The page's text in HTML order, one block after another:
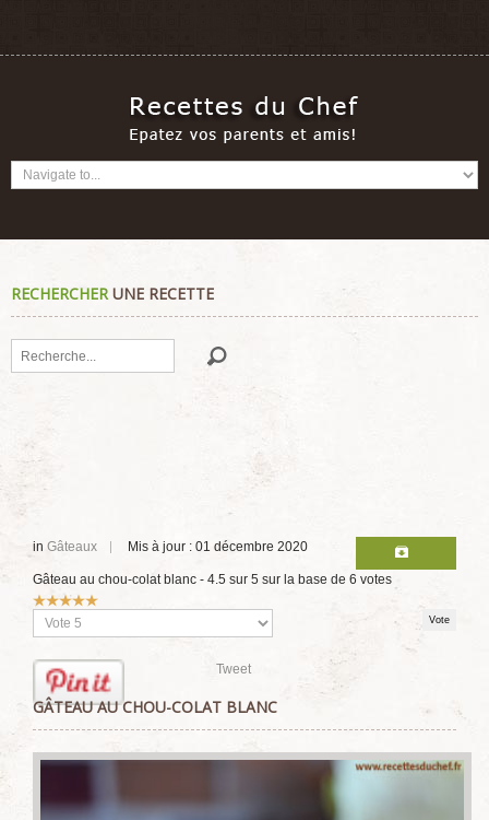
RECHERCHERUNE RECETTE
Rechercher
in Gâteaux Mis à jour : 01 décembre 2020
Gâteau au chou-colat blanc - 4.5 sur 5 sur la base de 6 votes
Vote
utilisateur:
Veuillez
voter
Tweet
GÂTEAU AU CHOU-COLAT BLANC